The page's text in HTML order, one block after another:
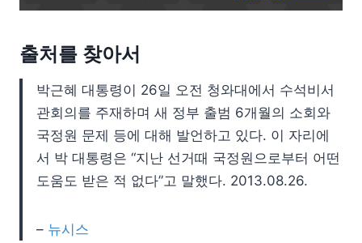
출처를 찾아서
박근혜 대통령이 26일 오전 청와대에서 수석비서
관회의를 주재하며 새 정부 출범 6개월의 소회와
국정원 문제 등에 대해 발언하고 있다. 이 자리에
서 박 대통령은 “지난 선거때 국정원으로부터 어떤
도움도 받은 적 없다”고 말했다. 2013.08.26.
– 뉴시스